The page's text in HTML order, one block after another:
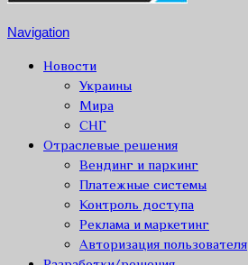
Navigation
Новости
Украины
Мира
СНГ
Отраслевые решения
Вендинг и паркинг
Платежные системы
Контроль доступа
Реклама и маркетинг
Авторизация пользователя